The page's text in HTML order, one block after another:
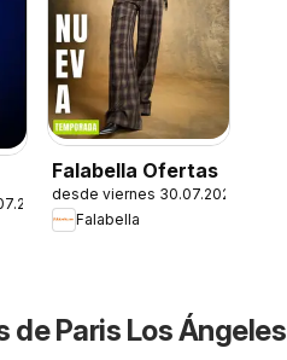
Falabella Ofertas
desde viernes 30.07.2026
Falabella
Paris Los Ángeles